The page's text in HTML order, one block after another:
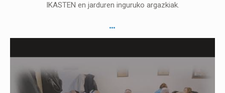
IKASTEN en jarduren inguruko argazkiak.